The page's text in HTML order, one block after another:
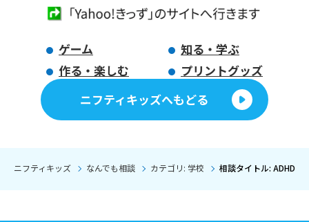
ゲーム
知る・学ぶ
作る・楽しむ
プリントグッズ
ニフティキッズへもどる
ニフティキッズ なんでも相談 カテゴリ: 学校 相談タイトル: ADHDの